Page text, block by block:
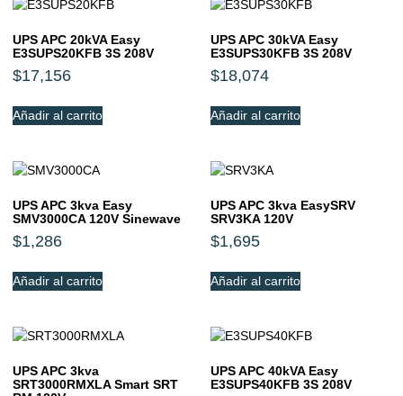
UPS APC 20kVA Easy
E3SUPS20KFB 3S 208V
$17,156
Añadir al carrito
UPS APC 30kVA Easy
E3SUPS30KFB 3S 208V
$18,074
Añadir al carrito
UPS APC 3kva Easy
SMV3000CA 120V Sinewave
$1,286
Añadir al carrito
UPS APC 3kva EasySRV
SRV3KA 120V
$1,695
Añadir al carrito
UPS APC 3kva
SRT3000RMXLA Smart SRT
UPS APC 40kVA Easy
E3SUPS40KFB 3S 208V